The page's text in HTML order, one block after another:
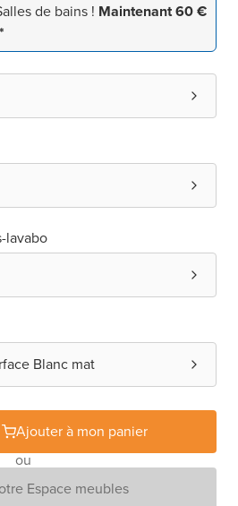
de bains ! Maintenant 60 €
lavabo
Blanc mat
Ajouter à mon panier
ou
Espace meubles